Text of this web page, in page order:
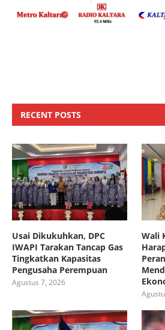
RECENT POSTS
Usai Dikukuhkan, DPC
IWAPI Tarakan Tancap Gas
Tingkatkan Kapasitas
Pengusaha Perempuan
Agustus 7, 2026
Wali